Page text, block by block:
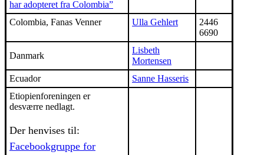
har adopteret fra Colombia”
Colombia, Fanas Venner
Ulla Gehlert
2446
6690
Danmark
Lisbeth
Mortensen
Ecuador
Sanne Hasseris
Etiopienforeningen er
desværre nedlagt.
Der henvises til:
Facebookgruppe for